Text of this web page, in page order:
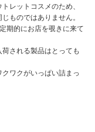
レットコスメのため、
ものではありません。
期的にお店を覗きに来て
される製品はとっても
ワクがいっぱい詰まっ